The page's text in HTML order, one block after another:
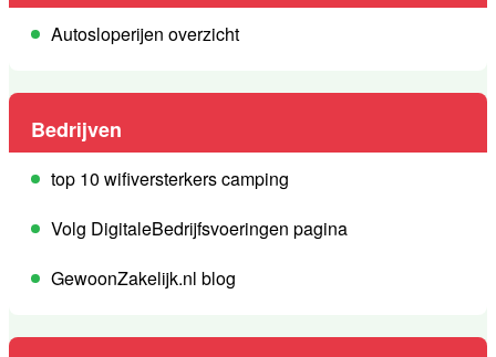
Autosloperijen overzicht
Bedrijven
top 10 wifiversterkers camping
Volg DigitaleBedrijfsvoeringen pagina
GewoonZakelijk.nl blog